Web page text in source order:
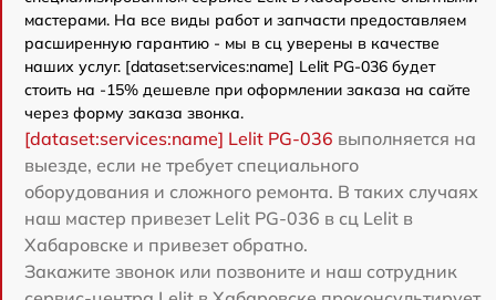
мастерами. На все виды работ и запчасти предоставляем
расширенную гарантию - мы в сц уверены в качестве
наших услуг. [dataset:services:name] Lelit PG-036 будет
стоить на -15% дешевле при оформлении заказа на сайте
через форму заказа звонка.
[dataset:services:name] Lelit PG-036 выполняется на
выезде, если не требует специального
оборудования и сложного ремонта. В таких случаях
наш мастер привезет Lelit PG-036 в сц Lelit в
Хабаровске и привезет обратно.
Закажите звонок или позвоните и наш сотрудник